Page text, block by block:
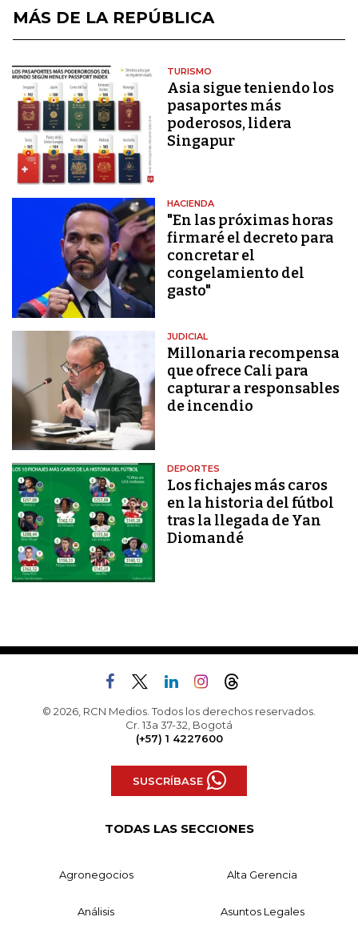
MÁS DE LA REPÚBLICA
TURISMO
Asia sigue teniendo los
pasaportes más
poderosos, lidera
Singapur
HACIENDA
"En las próximas horas
firmaré el decreto para
concretar el
congelamiento del
gasto"
JUDICIAL
Millonaria recompensa
que ofrece Cali para
capturar a responsables
de incendio
DEPORTES
Los fichajes más caros
en la historia del fútbol
tras la llegada de Yan
Diomandé
© 2026, RCN Medios. Todos los derechos reservados.
Cr. 13a 37-32, Bogotá
(+57) 1 4227600
SUSCRÍBASE
TODAS LAS SECCIONES
Agronegocios Alta Gerencia
Análisis Asuntos Legales